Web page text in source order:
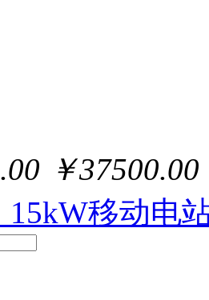
￥37500.00
移动电